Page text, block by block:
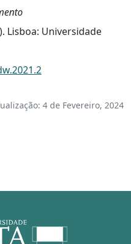
Lisboa: Universidade
4 de Fevereiro, 2024